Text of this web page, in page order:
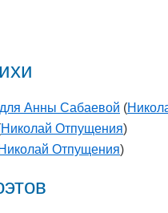
для Анны Сабаевой (
Николай Отпущения)
Николай Отпущения)